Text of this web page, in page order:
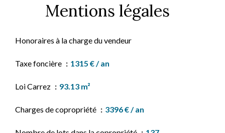
Mentions légales
Honoraires à la charge du vendeur
Taxe foncière 1315 € / an
Loi Carrez 93.13 m²
Charges de copropriété 3396 € / an